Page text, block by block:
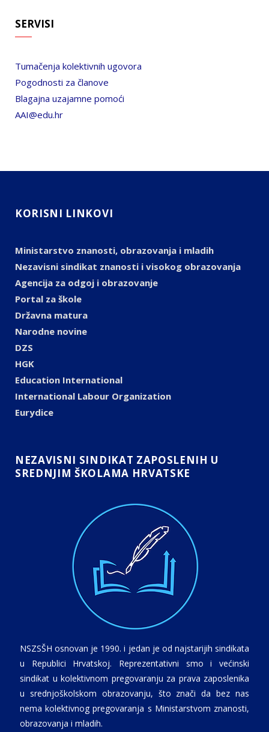
SERVISI
Tumačenja kolektivnih ugovora
Pogodnosti za članove
Blagajna uzajamne pomoći
AAI@edu.hr
KORISNI LINKOVI
Ministarstvo znanosti, obrazovanja i mladih
Nezavisni sindikat znanosti i visokog obrazovanja
Agencija za odgoj i obrazovanje
Portal za škole
Državna matura
Narodne novine
DZS
HGK
Education International
International Labour Organization
Eurydice
NEZAVISNI SINDIKAT ZAPOSLENIH U
SREDNJIM ŠKOLAMA HRVATSKE
NSZSŠH osnovan je 1990. i jedan je od najstarijih sindikata
u Republici Hrvatskoj. Reprezentativni smo i većinski
sindikat u kolektivnom pregovaranju za prava zaposlenika
u srednjoškolskom obrazovanju, što znači da bez nas
nema kolektivnog pregovaranja s Ministarstvom znanosti,
obrazovanja i mladih.